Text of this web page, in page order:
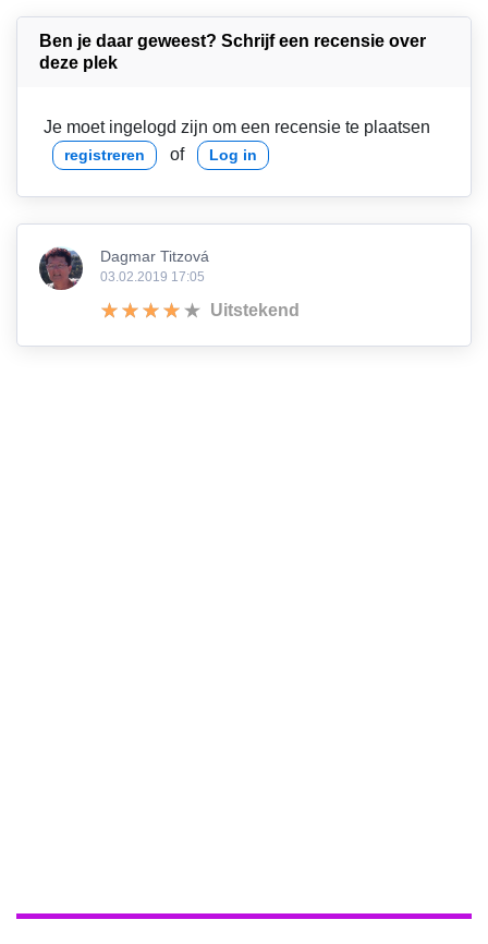
Ben je daar geweest? Schrijf een recensie over
deze plek
Je moet ingelogd zijn om een recensie te plaatsen
registreren of Log in
Dagmar Titzová
03.02.2019 17:05
Uitstekend